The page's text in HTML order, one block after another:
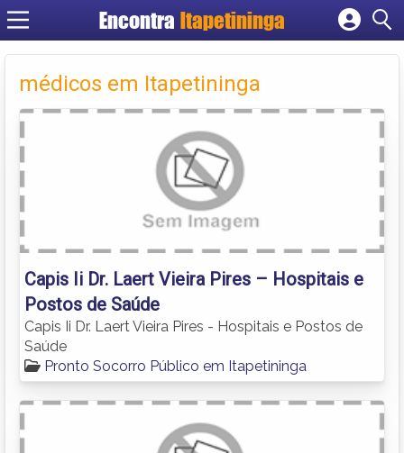
Encontra Itapetininga
Cadastrar empresa
Criar conta
médicos em Itapetininga
Capis Ii Dr. Laert Vieira Pires – Hospitais e
Postos de Saúde
Capis Ii Dr. Laert Vieira Pires - Hospitais e Postos de
Saúde
Pronto Socorro Público em Itapetininga